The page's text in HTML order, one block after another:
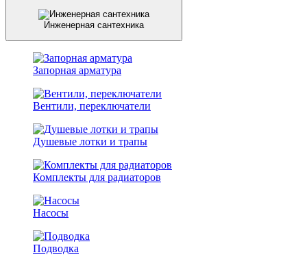
Инженерная сантехника
Запорная арматура
Вентили, переключатели
Душевые лотки и трапы
Комплекты для радиаторов
Насосы
Подводка